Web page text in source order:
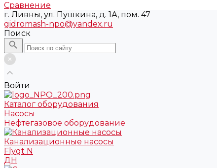
Сравнение
г. Ливны, ул. Пушкина, д. 1А, пом. 47
gidromash-npo@yandex.ru
Поиск
Войти
Каталог оборудования
Насосы
Нефтегазовое оборудование
Канализационные насосы
Flygt N
ДН